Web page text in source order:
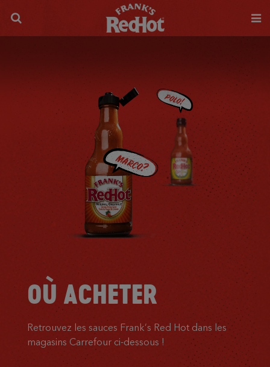
OÙ ACHETER
Retrouvez les sauces Frank’s Red Hot dans les
magasins Carrefour ci-dessous !